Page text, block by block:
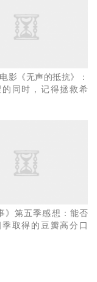
影《无声的抵抗》：
的同时，记得拯救希
》第五季感想：能否
取得的豆瓣高分口